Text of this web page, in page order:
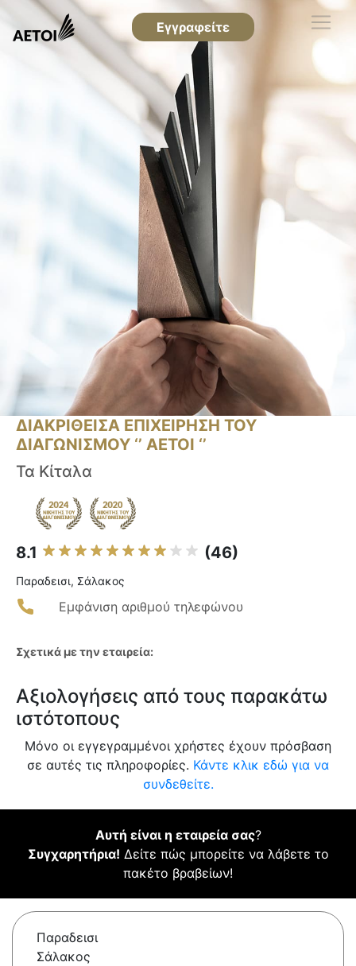
Εγγραφείτε
ΔΙΑΚΡΙΘΕΙΣΑ ΕΠΙΧΕΙΡΗΣΗ ΤΟΥ
ΔΙΑΓΩΝΙΣΜΟΥ ‘’ ΑΕΤΟΙ ‘’
Τα Κίταλα
8.1 (46)
Παραδεισι, Σάλακος
Εμφάνιση αριθμού τηλεφώνου
Σχετικά με την εταιρεία:
Αξιολογήσεις από τους παρακάτω
ιστότοπους
Μόνο οι εγγεγραμμένοι χρήστες έχουν πρόσβαση
σε αυτές τις πληροφορίες. Κάντε κλικ εδώ για να
συνδεθείτε.
Αυτή είναι η εταιρεία σας?
Συγχαρητήρια! Δείτε πώς μπορείτε να λάβετε το
πακέτο βραβείων!
Παραδεισι
Σάλακος